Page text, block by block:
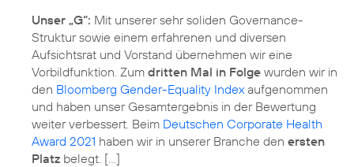
Unser „G“: Mit unserer sehr soliden Governance-
Struktur sowie einem erfahrenen und diversen
Aufsichtsrat und Vorstand übernehmen wir eine
Vorbildfunktion. Zum dritten Mal in Folge wurden wir in
den Bloomberg Gender-Equality Index aufgenommen
und haben unser Gesamtergebnis in der Bewertung
weiter verbessert. Beim Deutschen Corporate Health
Award 2021 haben wir in unserer Branche den ersten
Platz belegt. […]